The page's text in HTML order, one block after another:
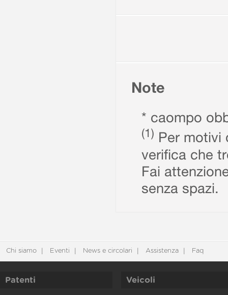
Note
* caompo
(1) Per motivi
verifica che
Fai
senza spazi.
Chi siamo Eventi News e circolari Assistenza Faq
Patenti Veicoli